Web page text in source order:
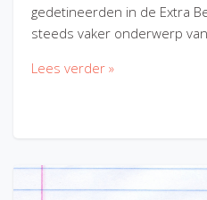
gedetineerden in de Extra
steeds vaker onderwerp
Lees verder »